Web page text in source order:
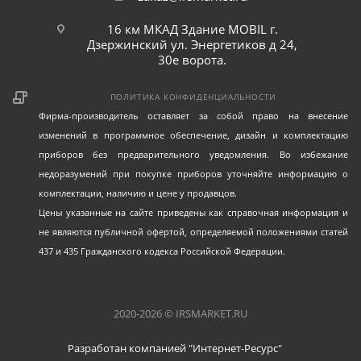
16 км МКАД Здание MOBIL г.
Дзержинский ул. Энергетиков д 24,
30е ворота.
ПОЛИТИКА КОНФИДЕНЦИАЛЬНОСТИ
Фирма-производитель оставляет за собой право на внесение
изменений в программное обеспечение, дизайн и комплектацию
приборов без предварительного уведомления. Во избежание
недоразумений при покупке приборов уточняйте информацию о
комплектации, наличию и цене у продавцов.
Цены указанные на сайте приведены как справочная информация и
не являются публичной офертой, определяемой положениями статей
437 и 435 Гражданского кодекса Российской Федерации.
2020-2026 © IRSMARKET.RU
Разработан компанией "Интернет-Ресурс"